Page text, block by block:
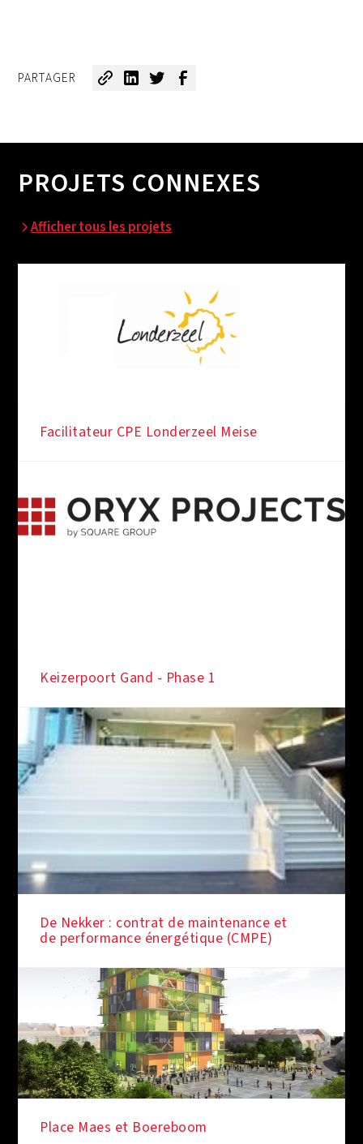
PARTAGER
PROJETS CONNEXES
Afficher tous les projets
Facilitateur CPE Londerzeel Meise
Keizerpoort Gand - Phase 1
De Nekker : contrat de maintenance et
de performance énergétique (CMPE)
Place Maes et Boereboom